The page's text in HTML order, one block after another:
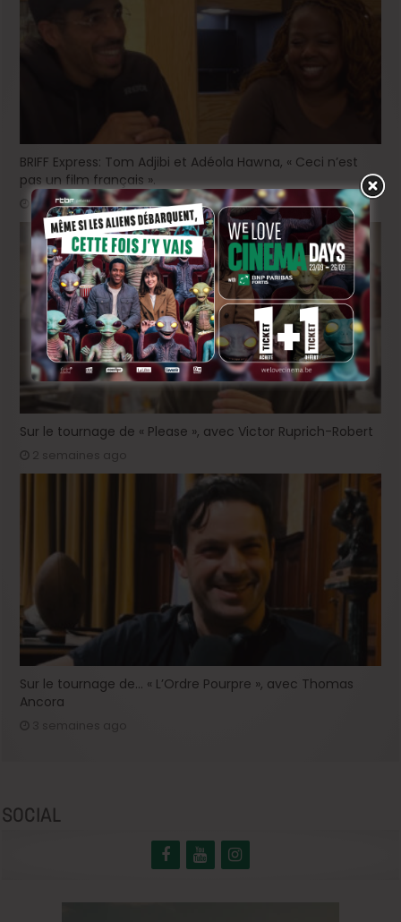
BRIFF Express: Tom Adjibi et Adéola Hawna, « Ceci n’est
pas un film français ».
6 heures ago
Sur le tournage de « Please », avec Victor Ruprich-Robert
2 semaines ago
Sur le tournage de… « L’Ordre Pourpre », avec Thomas
Ancora
SOCIAL